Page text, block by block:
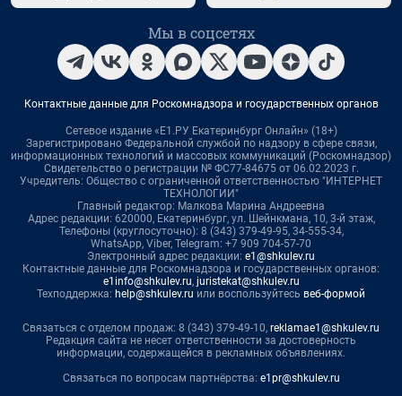
Мы в соцсетях
Контактные данные для Роскомнадзора и государственных органов
Сетевое издание «Е1.РУ Екатеринбург Онлайн» (18+)
Зарегистрировано Федеральной службой по надзору в сфере связи,
информационных технологий и массовых коммуникаций (Роскомнадзор)
Свидетельство о регистрации № ФС77-84675 от 06.02.2023 г.
Учредитель: Общество с ограниченной ответственностью "ИНТЕРНЕТ
ТЕХНОЛОГИИ"
Главный редактор: Малкова Марина Андреевна
Адрес редакции: 620000, Екатеринбург, ул. Шейнкмана, 10, 3-й этаж,
Телефоны (круглосуточно): 8 (343) 379-49-95, 34-555-34,
WhatsApp, Viber, Telegram: +7 909 704-57-70
Электронный адрес редакции: e1@shkulev.ru
Контактные данные для Роскомнадзора и государственных органов:
e1info@shkulev.ru, juristekat@shkulev.ru
Техподдержка: help@shkulev.ru или воспользуйтесь веб-формой
Связаться с отделом продаж: 8 (343) 379-49-10, reklamae1@shkulev.ru
Редакция сайта не несет ответственности за достоверность
информации, содержащейся в рекламных объявлениях.
Связаться по вопросам партнёрства: e1pr@shkulev.ru